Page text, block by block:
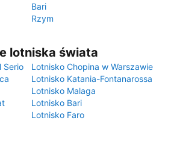
Bari
Rzym
lotniska świata
Serio
Lotnisko Chopina w Warszawie
Lotnisko Katania-Fontanarossa
Lotnisko Malaga
Lotnisko Bari
Lotnisko Faro